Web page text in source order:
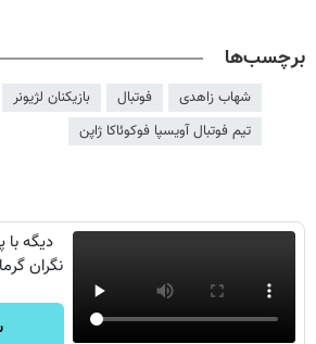
برچسب‌ها
شهاب زاهدی فوتبال
بازیکنان لژیونر
تیم فوتبال آویسپا فوکوئاکا ژاپن
دیگه
نگران